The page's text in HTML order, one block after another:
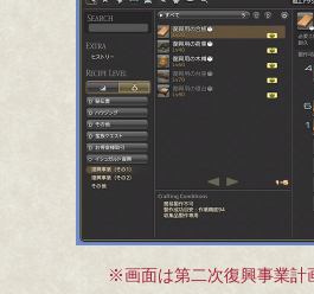
※画面は第二次復興事業計